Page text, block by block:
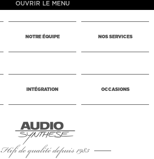
OUVRIR LE MENU
NOTRE ÉQUIPE NOS SERVICES
INTÉGRATION OCCASIONS
Hifi de qualité depuis 1983